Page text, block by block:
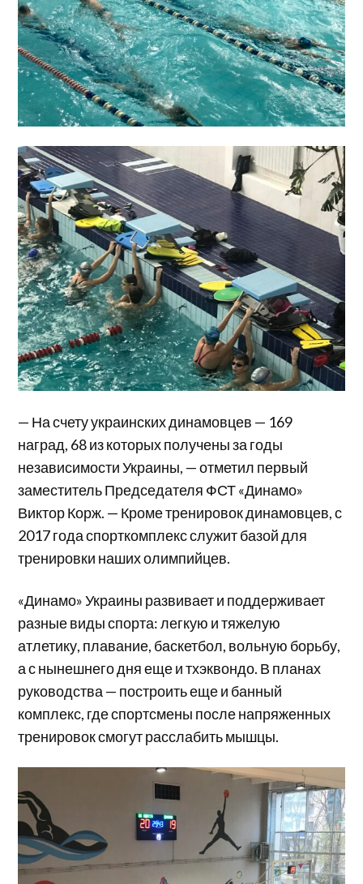
— На счету украинских динамовцев — 169
наград, 68 из которых получены за годы
независимости Украины, — отметил первый
заместитель Председателя ФСТ «Динамо»
Виктор Корж. — Кроме тренировок динамовцев, с
2017 года спорткомплекс служит базой для
тренировки наших олимпийцев.
«Динамо» Украины развивает и поддерживает
разные виды спорта: легкую и тяжелую
атлетику, плавание, баскетбол, вольную борьбу,
а с нынешнего дня еще и тхэквондо. В планах
руководства — построить еще и банный
комплекс, где спортсмены после напряженных
тренировок смогут расслабить мышцы.